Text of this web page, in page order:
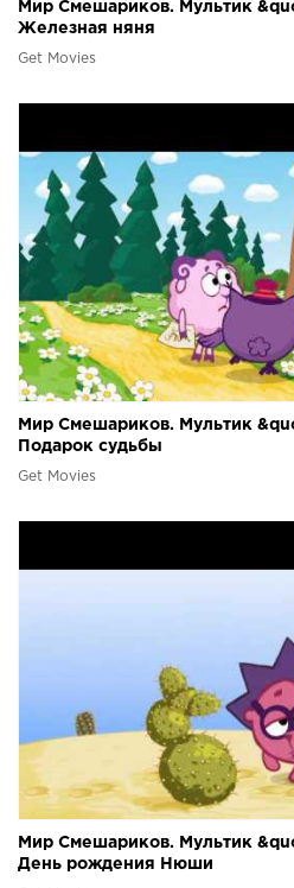
Мир Смешариков. Мультик
Железная няня
Get Movies
Мир Смешариков. Мультик
Подарок судьбы
Get Movies
Мир Смешариков. Мультик
День рождения Нюши